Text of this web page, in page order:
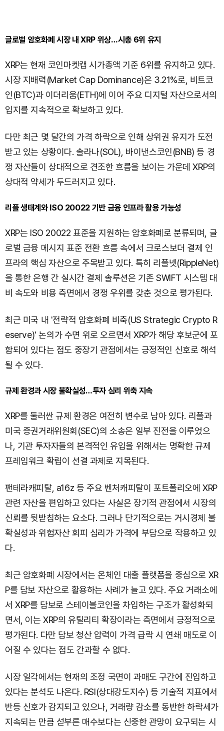
글로벌 암호화폐 시장 내 XRP 위상…시총 6위 유지
XRP는 현재 코인마켓캡 시가총액 기준 6위를 유지하고 있다.
시장 지배력(Market Cap Dominance)은 3.21%로, 비트코
인(BTC)과 이더리움(ETH)에 이어 주요 디지털 자산으로서의
입지를 지속적으로 확보하고 있다.
다만 최근 몇 달간의 가격 하락으로 인해 상위권 유지가 도전
받고 있는 상황이다. 솔라나(SOL), 바이낸스코인(BNB) 등 경
쟁 자산들이 상대적으로 견조한 흐름을 보이는 가운데 XRP의
상대적 약세가 두드러지고 있다.
리플 생태계와 ISO 20022 기반 금융 인프라 활용 가능성
XRP는 ISO 20022 표준을 지원하는 암호화폐로 분류되며, 글
로벌 금융 메시지 표준 전환 흐름 속에서 크로스보더 결제 인
프라의 핵심 자산으로 주목받고 있다. 특히 리플넷(RippleNet)
을 통한 은행 간 실시간 결제 솔루션은 기존 SWIFT 시스템 대
비 속도와 비용 측면에서 경쟁 우위를 갖춘 것으로 평가된다.
최근 미국 내 '전략적 암호화폐 비축(US Strategic Crypto R
eserve)' 논의가 수면 위로 오르면서 XRP가 해당 후보군에 포
함되어 있다는 점도 중장기 관점에서는 긍정적인 신호로 해석
될 수 있다.
규제 환경과 시장 불확실성…투자 심리 위축 지속
XRP를 둘러싼 규제 환경은 여전히 변수로 남아 있다. 리플과
미국 증권거래위원회(SEC)의 소송은 일부 진전을 이루었으
나, 기관 투자자들의 본격적인 유입을 위해서는 명확한 규제
프레임워크 확립이 선결 과제로 지목된다.
팬테라캐피탈, a16z 등 주요 벤처캐피탈이 포트폴리오에 XRP
관련 자산을 편입하고 있다는 사실은 장기적 관점에서 시장의
신뢰를 뒷받침하는 요소다. 그러나 단기적으로는 거시경제 불
확실성과 위험자산 회피 심리가 가격에 부담으로 작용하고 있
다.
최근 암호화폐 시장에서는 온체인 대출 플랫폼을 중심으로 XR
P를 담보 자산으로 활용하는 사례가 늘고 있다. 주요 거래소에
서 XRP를 담보로 스테이블코인을 차입하는 구조가 활성화되
면서, 이는 XRP의 유틸리티 확장이라는 측면에서 긍정적으로
평가된다. 다만 담보 청산 압력이 가격 급락 시 연쇄 매도로 이
어질 수 있다는 점도 간과할 수 없다.
시장 일각에서는 현재의 조정 국면이 과매도 구간에 진입하고
있다는 분석도 나온다. RSI(상대강도지수) 등 기술적 지표에서
반등 신호가 감지되고 있으나, 거래량 감소를 동반한 하락세가
지속되는 만큼 섣부른 매수보다는 신중한 관망이 요구되는 시